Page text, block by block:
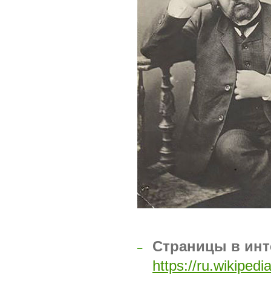
–
Страницы в
https://